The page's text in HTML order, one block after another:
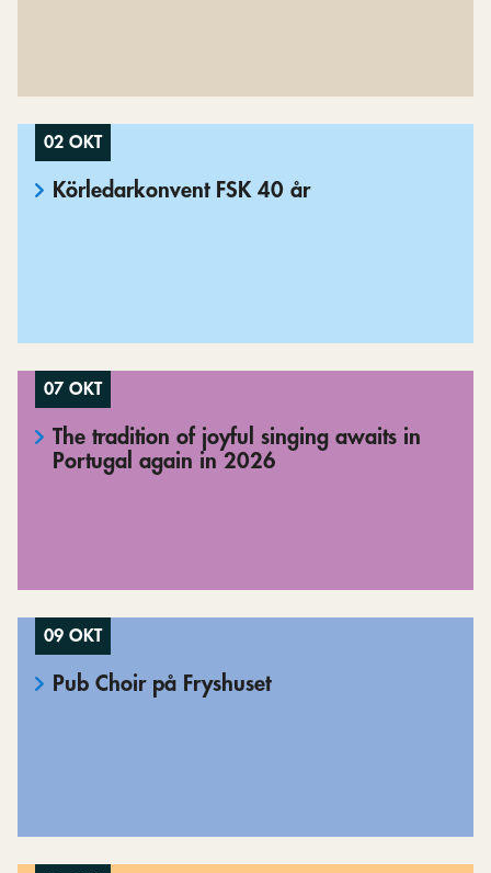
02 OKT
Körledarkonvent FSK 40 år
07 OKT
The tradition of joyful singing awaits in
Portugal again in 2026
09 OKT
Pub Choir på Fryshuset